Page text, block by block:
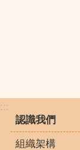
:::
認識我們
組織架構